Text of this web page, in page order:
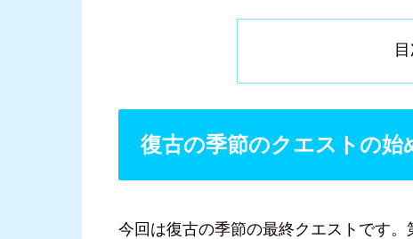
復古の季節のクエストの始
今回は復古の季節の最終クエストです